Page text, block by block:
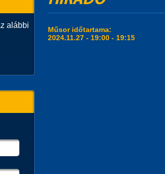
Műsor időtartama:
2024.11.27 - 19:00 - 19:15
alábbi